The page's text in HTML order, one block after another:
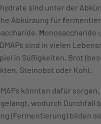
sind unter der
Abkürzung fürf
Monosaccharide
sind in vielen
in Süßigkeiten, Brot
Steinobst oder Kohl.
könnten dafür
gelangt, wodurch Durchfall
(Fermentierung) bilden